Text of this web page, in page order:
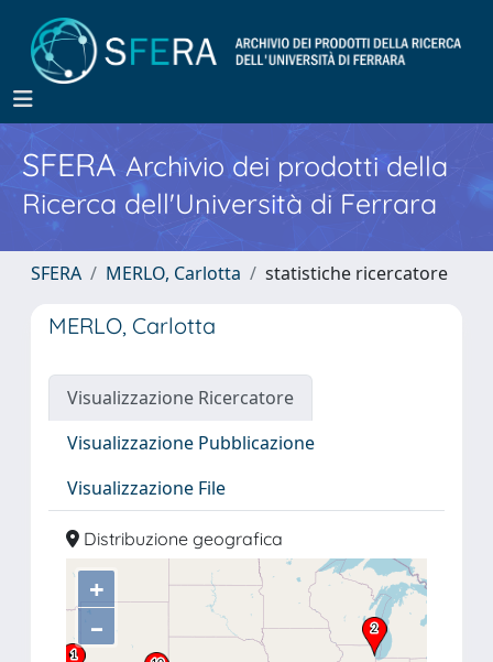
SFERA Archivio dei prodotti della
Ricerca dell'Università di Ferrara
SFERA MERLO, Carlotta statistiche ricercatore
MERLO, Carlotta
Visualizzazione Ricercatore
Visualizzazione Pubblicazione
Visualizzazione File
Distribuzione geografica
+
–